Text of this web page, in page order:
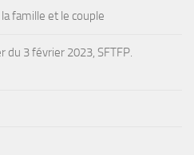
famille et le couple
du 3 février 2023, SFTFP.